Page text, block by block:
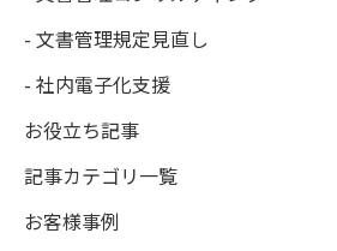
- 文書管理規定見直し
- 社内電子化支援
お役立ち記事
記事カテゴリ一覧
お客様事例